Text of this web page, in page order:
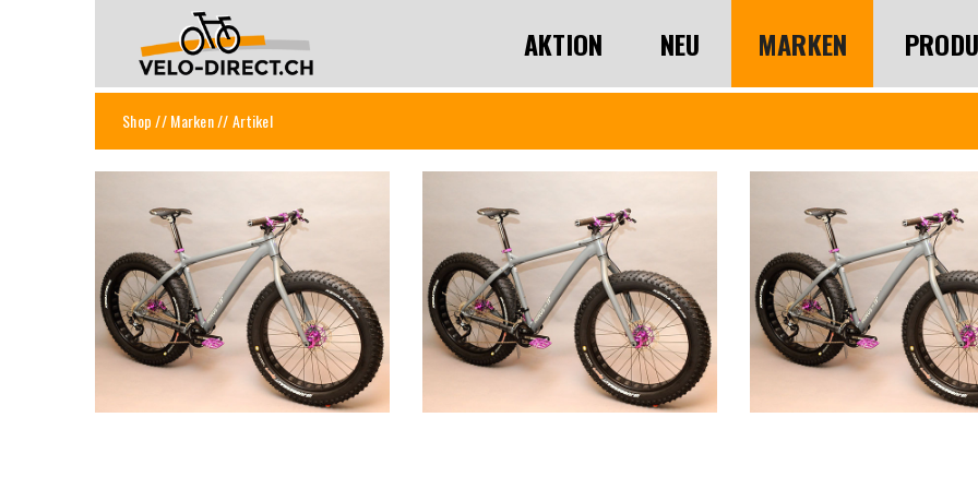
AKTION NEU MARKEN
Shop//Marken// Artikel